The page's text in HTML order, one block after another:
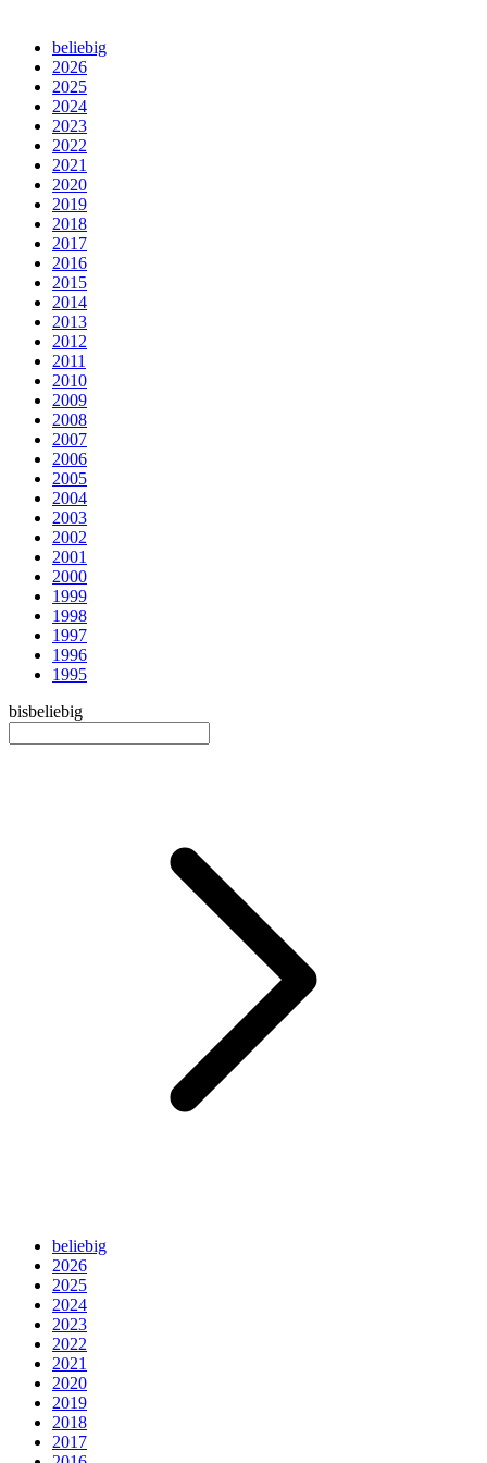
beliebig
2026
2025
2024
2023
2022
2021
2020
2019
2018
2017
2016
2015
2014
2013
2012
2011
2010
2009
2008
2007
2006
2005
2004
2003
2002
2001
2000
1999
1998
1997
1996
1995
bisbeliebig
beliebig
2026
2025
2024
2023
2022
2021
2020
2019
2018
2017